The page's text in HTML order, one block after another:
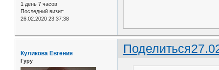
1 день 7 часов
Последний визит:
26.02.2020 23:37:38
Поделиться
Куликова Евгения
Гуру